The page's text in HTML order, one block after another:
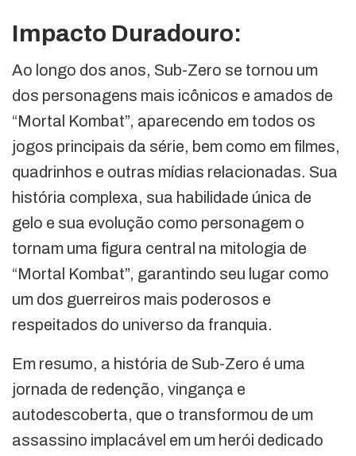
Impacto Duradouro:
Ao longo dos anos, Sub-Zero se tornou um
dos personagens mais icônicos e amados de
“Mortal Kombat”, aparecendo em todos os
jogos principais da série, bem como em filmes,
quadrinhos e outras mídias relacionadas. Sua
história complexa, sua habilidade única de
gelo e sua evolução como personagem o
tornam uma figura central na mitologia de
“Mortal Kombat”, garantindo seu lugar como
um dos guerreiros mais poderosos e
respeitados do universo da franquia.
Em resumo, a história de Sub-Zero é uma
jornada de redenção, vingança e
autodescoberta, que o transformou de um
assassino implacável em um herói dedicado